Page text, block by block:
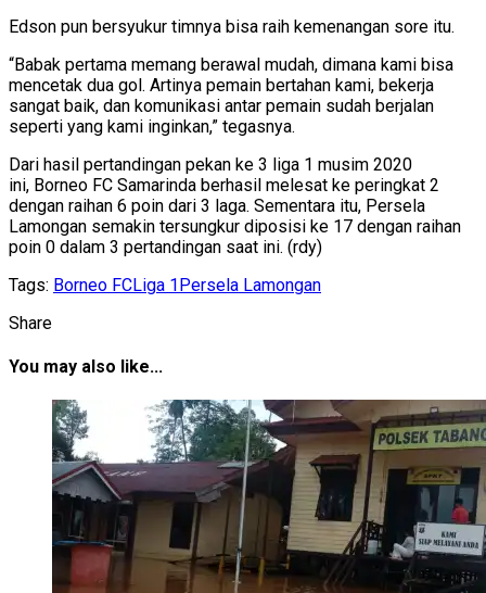
Edson pun bersyukur timnya bisa raih kemenangan sore itu.
“Babak pertama memang berawal mudah, dimana kami bisa
mencetak dua gol. Artinya pemain bertahan kami, bekerja
sangat baik, dan komunikasi antar pemain sudah berjalan
seperti yang kami inginkan,” tegasnya.
Dari hasil pertandingan pekan ke 3 liga 1 musim 2020
ini, Borneo FC Samarinda berhasil melesat ke peringkat 2
dengan raihan 6 poin dari 3 laga. Sementara itu, Persela
Lamongan semakin tersungkur diposisi ke 17 dengan raihan
poin 0 dalam 3 pertandingan saat ini. (rdy)
Tags: Borneo FCLiga 1Persela Lamongan
Share
You may also like...